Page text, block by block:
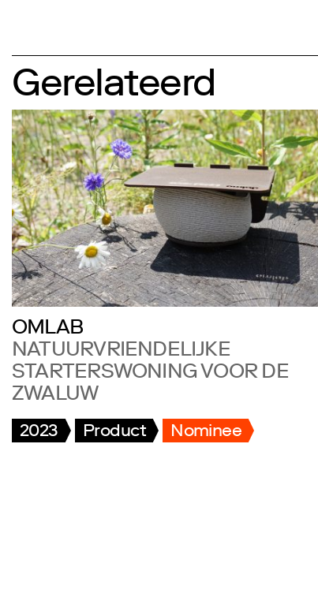
Gerelateerd
OMLAB
NATUURVRIENDELIJKE
STARTERSWONING VOOR DE
ZWALUW
2023 Product Nominee